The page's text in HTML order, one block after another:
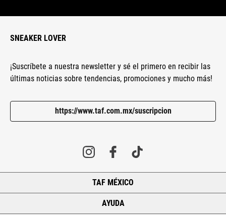
SNEAKER LOVER
¡Suscríbete a nuestra newsletter y sé el primero en recibir las
últimas noticias sobre tendencias, promociones y mucho más!
https://www.taf.com.mx/suscripcion
TAF MÉXICO
AYUDA